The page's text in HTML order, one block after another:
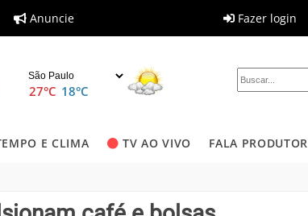
Anuncie Fazer login
27°C 18°C
E CLIMA TV AO VIVO FALA PRODUTOR